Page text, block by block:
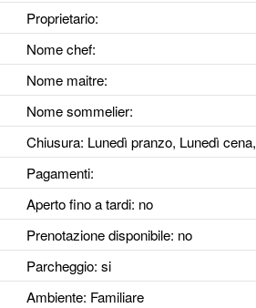
Proprietario:
Nome chef:
Nome maitre:
Nome sommelier:
Chiusura: Lunedì pranzo, Lunedì cena,
Pagamenti:
Aperto fino a tardi: no
Prenotazione disponibile: no
Parcheggio: si
Ambiente: Familiare